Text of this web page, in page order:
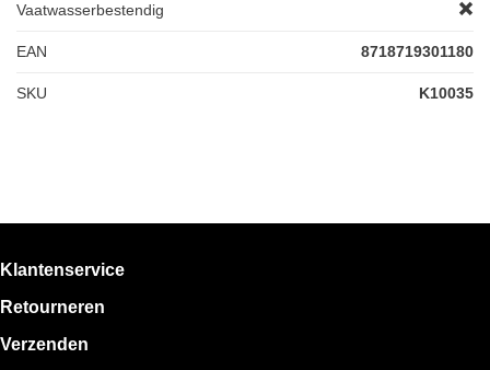
Vaatwasserbestendig
EAN 8718719301180
SKU K10035
Klantenservice
Retourneren
Verzenden